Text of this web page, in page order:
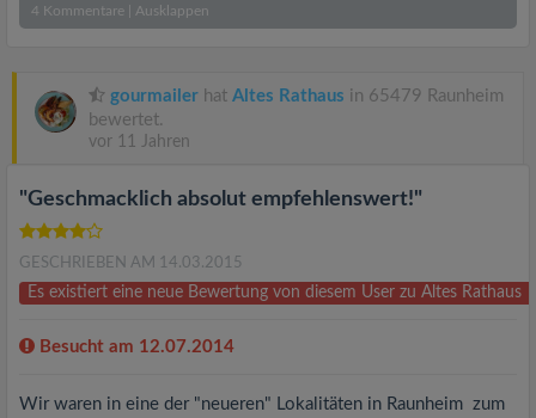
4 Kommentare Ausklappen
gourmailer hat Altes Rathaus in 65479 Raunheim
bewertet.
vor 11 Jahren
"Geschmacklich absolut empfehlenswert!"
GESCHRIEBEN AM 14.03.2015
Es existiert eine neue Bewertung von diesem User zu Altes Rathaus
Besucht am 12.07.2014
Wir waren in eine der "neueren" Lokalitäten in Raunheim zum